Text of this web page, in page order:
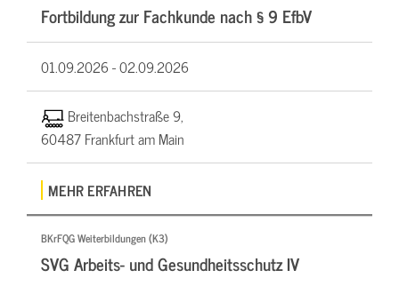
Fortbildung zur Fachkunde nach § 9 EfbV
01.09.2026 -02.09.2026
Breitenbachstraße 9,
60487 Frankfurt am Main
MEHR ERFAHREN
BKrFQG Weiterbildungen (K3)
SVG Arbeits- und Gesundheitsschutz IV